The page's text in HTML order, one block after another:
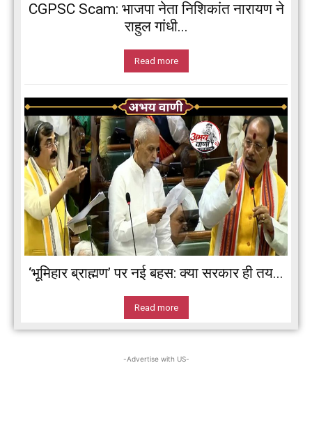
CGPSC Scam: भाजपा नेता निशिकांत नारायण ने
राहुल गांधी...
Read more
‘भूमिहार ब्राह्मण’ पर नई बहस: क्या सरकार ही तय...
Read more
-Advertise with US-